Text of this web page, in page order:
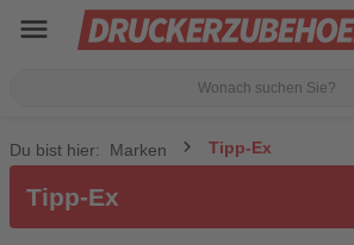
menu
Du bist hier: Marken Tipp-Ex
Tipp-Ex